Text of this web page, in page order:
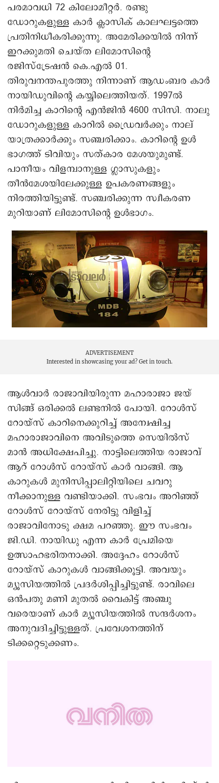
പരമാവധി 72 കിലോമീറ്റർ. രണ്ടു
ഡോറുകളുള്ള കാർ ക്ലാസിക് കാലഘട്ടത്തെ
പ്രതിനിധീകരിക്കുന്നു. അമേരിക്കയിൽ നിന്ന്
ഇറക്കുമതി ചെയ്ത ലിമോസിന്റെ
രജിസ്ട്രേഷൻ കെ.എൽ 01.
തിരുവനന്തപുരത്തു നിന്നാണ് ആഡംബര കാർ
നായിഡുവിന്റെ കയ്യിലെത്തിയത്. 1997ൽ
നിർമിച്ച കാറിന്റെ എൻജിൻ 4600 സിസി. നാലു
ഡോറുകളുള്ള കാറിൽ ഡ്രൈവർക്കും നാല്
യാത്രക്കാർക്കും സഞ്ചരിക്കാം. കാറിന്റെ ഉൾ
ഭാഗത്ത് ടിവിയും സത്കാര മേശയുമുണ്ട്.
പാനീയം വിളമ്പാനുള്ള ഗ്ലാസുകളും
തീൻമേശയിലേക്കുള്ള ഉപകരണങ്ങളും
നിരത്തിയിട്ടുണ്ട്. സഞ്ചരിക്കുന്ന സ്വീകരണ
മുറിയാണ് ലിമോസിന്റെ ഉൾഭാഗം.
ADVERTISEMENT
Interested in showcasing your ad? Get in touch.
ആൾവാർ രാജാവിയിരുന്ന മഹാരാജാ ജയ്
സിങ്ങ് ഒരിക്കൽ ലണ്ടനിൽ പോയി. റോൾസ്
റോയ്സ് കാറിനെക്കുറിച്ച് അന്വേഷിച്ച
മഹാരാജാവിനെ അവിടുത്തെ സെയിൽസ്
മാൻ അധിക്ഷേപിച്ചു. നാട്ടിലെത്തിയ രാജാവ്
ആറ് റോൾസ് റോയ്സ് കാർ വാങ്ങി. ആ
കാറുകൾ മുനിസിപ്പാലിറ്റിയിലെ ചവറു
നീക്കാനുള്ള വണ്ടിയാക്കി. സംഭവം അറിഞ്ഞ്
റോൾസ് റോയ്സ് നേരിട്ടു വിളിച്ച്
രാജാവിനോടു ക്ഷമ പറഞ്ഞു. ഈ സംഭവം
ജി.ഡി. നായിഡു എന്ന കാർ പ്രേമിയെ
ഉത്സാഹഭരിതനാക്കി. അദ്ദേഹം റോൾസ്
റോയ്സ് കാറുകൾ വാങ്ങിക്കൂട്ടി. അവയും
മ്യൂസിയത്തിൽ പ്രദർശിപ്പിച്ചിട്ടുണ്ട്. രാവിലെ
ഒൻപതു മണി മുതൽ വൈകിട്ട് അഞ്ചു
വരെയാണ് കാർ മ്യൂസിയത്തിൽ സന്ദർശനം
അനുവദിച്ചിട്ടുള്ളത്. പ്രവേശനത്തിന്
ടിക്കറ്റെടുക്കണം.